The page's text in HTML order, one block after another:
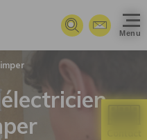
Menu